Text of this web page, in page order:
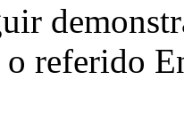
referido